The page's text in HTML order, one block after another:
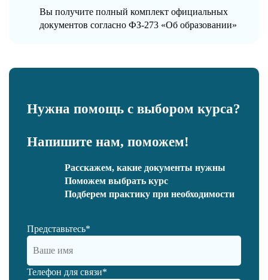
Вы получите полный комплект официальных
документов согласно ФЗ-273 «Об образовании»
Нужна помощь с выбором курса?
Напишите нам, поможем!
Расскажем, какие документы нужны
Поможем выбрать курс
Подберем практику при необходимости
Представьтесь*
Телефон для связи*